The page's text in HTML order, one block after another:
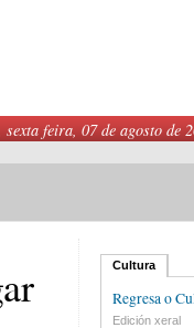
sexta feira, 07 de agosto de
Cultura
Regresa o
Edición xeral